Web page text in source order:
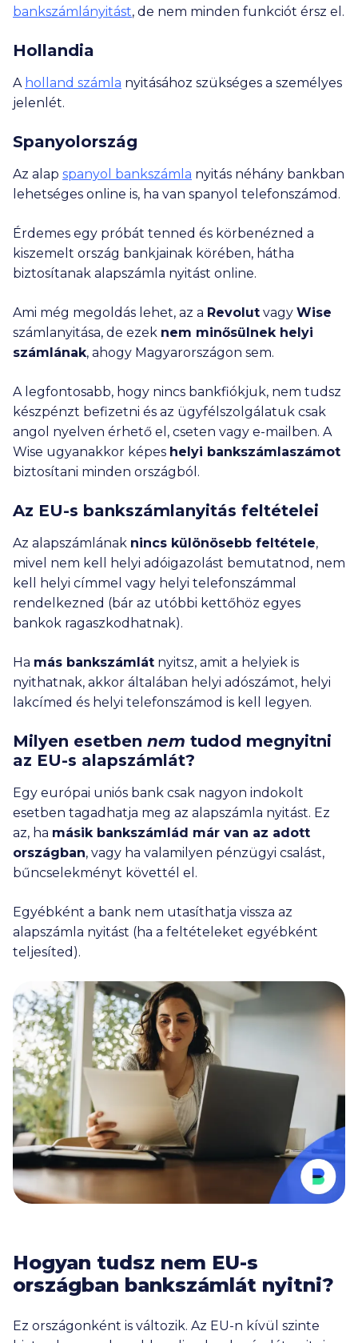
bankszámlányitást, de nem minden funkciót érsz el.
Hollandia
A holland számla nyitásához szükséges a személyes
jelenlét.
Spanyolország
Az alap spanyol bankszámla nyitás néhány bankban
lehetséges online is, ha van spanyol telefonszámod.
Érdemes egy próbát tenned és körbenézned a
kiszemelt ország bankjainak körében, hátha
biztosítanak alapszámla nyitást online.
Ami még megoldás lehet, az a Revolut vagy Wise
számlanyitása, de ezek nem minősülnek helyi
számlának, ahogy Magyarországon sem.
A legfontosabb, hogy nincs bankfiókjuk, nem tudsz
készpénzt befizetni és az ügyfélszolgálatuk csak
angol nyelven érhető el, cseten vagy e-mailben. A
Wise ugyanakkor képes helyi bankszámlaszámot
biztosítani minden országból.
Az EU-s bankszámlanyitás feltételei
Az alapszámlának nincs különösebb feltétele,
mivel nem kell helyi adóigazolást bemutatnod, nem
kell helyi címmel vagy helyi telefonszámmal
rendelkezned (bár az utóbbi kettőhöz egyes
bankok ragaszkodhatnak).
Ha más bankszámlát nyitsz, amit a helyiek is
nyithatnak, akkor általában helyi adószámot, helyi
lakcímed és helyi telefonszámod is kell legyen.
Milyen esetben nem tudod megnyitni
az EU-s alapszámlát?
Egy európai uniós bank csak nagyon indokolt
esetben tagadhatja meg az alapszámla nyitást. Ez
az, ha másik bankszámlád már van az adott
országban, vagy ha valamilyen pénzügyi csalást,
bűncselekményt követtél el.
Egyébként a bank nem utasíthatja vissza az
alapszámla nyitást (ha a feltételeket egyébként
teljesíted).
Hogyan tudsz nem EU-s
országban bankszámlát nyitni?
Ez országonként is változik. Az EU-n kívül szinte